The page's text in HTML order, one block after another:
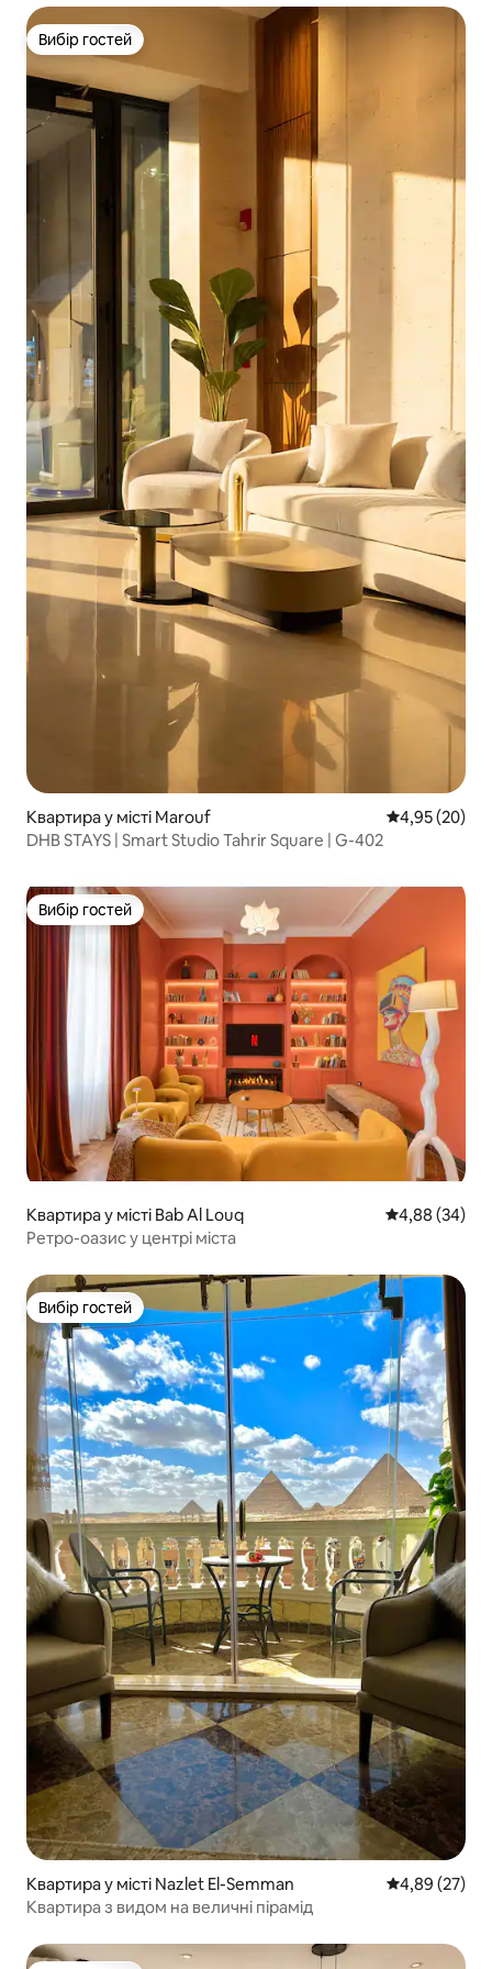
Вибір гостей
Вибір гостей
Квартира у місті Marouf Середня
4,95 (20)
DHB STAYS | Smart Studio Tahrir Square | G-402
Вибір гостей
Вибір гостей
Квартира у місті Bab Al Louq Середня
4,88 (34)
Ретро-оазис у центрі міста
Вибір гостей
Вибір гостей
Квартира у місті Nazlet El-Semman Середня
4,89 (27)
Квартира з видом на величні пірамід